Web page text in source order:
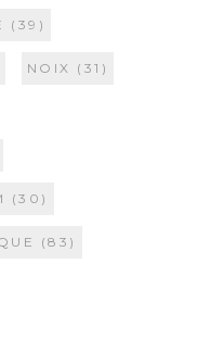
(39)
NOIX (31)
(30)
(83)